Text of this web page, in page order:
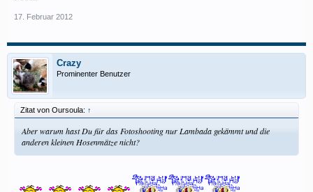
17. Februar 2012
Crazy
Prominenter Benutzer
Zitat von Oursoula: ↑
Aber warum hast Du für das Fotoshooting nur Lambada gekämmt und die
anderen kleinen Hosenmätze nicht?